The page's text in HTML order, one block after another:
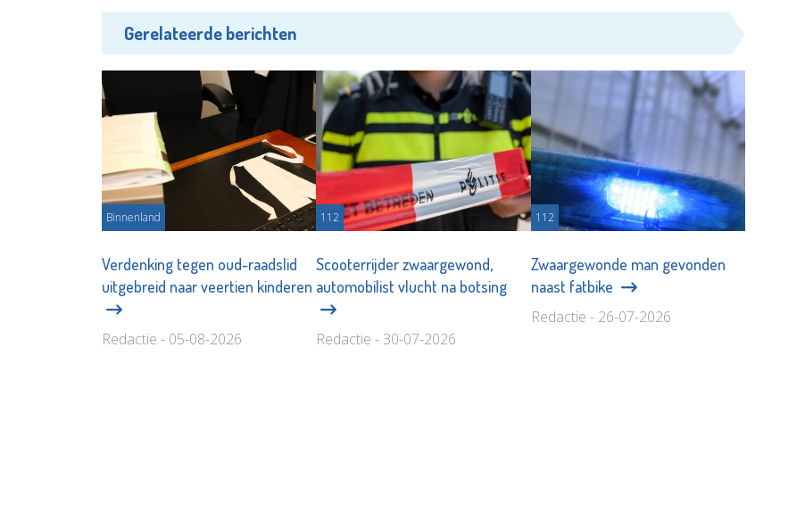
Gerelateerde berichten
Binnenland
Verdenking tegen oud-raadslid
uitgebreid naar veertien kinderen
Redactie - 05-08-2026
112
Scooterrijder zwaargewond,
automobilist vlucht na botsing
Redactie - 30-07-2026
112
Zwaargewonde man gevonden
naast fatbike
Redactie - 26-07-2026